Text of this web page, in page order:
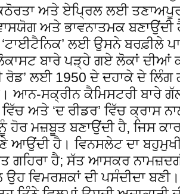
ਅਤੇ ਏਪ੍ਰਿਲ ਲਈ
ਅਤੇ ਭਾਵਨਾਤਮਕ
ਲਈ ਉਸਨੇ ਬਰਫ਼ੀਲੇ
ਬਾਰੇ ਪੜ੍ਹੇ ਗਏ ਲੋਕਾਂ
ਰੋਡ’ ਲਈ 1950 ਦੇ ਦਹਾਕੇ ਦੇ ਲਿੰਗ
ਆਨ-ਸਕ੍ਰੀਨ ਕੈਮਿਸਟਰੀ ਬਾਰੇ
ਵਿੱਚ ਅਤੇ ‘ਦ ਰੀਡਰ’ ਵਿੱਚ ਕ੍ਰਾਸ
ਹੋਰ ਮਜ਼ਬੂਤ ਬਣਾਉਂਦੀ ਹੈ, ਜਿਸ
ਆਉਂਦੀ ਹੈ। ਵਿਨਸਲੇਟ ਦਾ
ਗਹਿਰਾ ਹੈ; ਸੱਤ ਆਸਕਰ
ਉਹ ਵਿਮਰਸ਼ਕਾਂ ਦੀ ਪਸੰਦੀਦਾ